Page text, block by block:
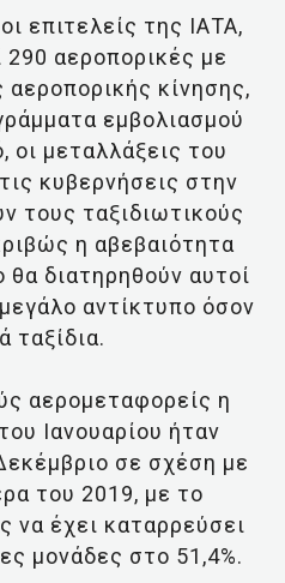
επιτελείς της ΙΑΤΑ,
αεροπορικές με
αεροπορικής κίνησης,
εμβολιασμού
οι μεταλλάξεις του
κυβερνήσεις στην
τους ταξιδιωτικούς
η αβεβαιότητα
διατηρηθούν αυτοί
αντίκτυπο όσον
ταξίδια.
αερομεταφορείς η
Ιανουαρίου ήταν
σε σχέση με
του 2019, με το
να έχει καταρρεύσει
μονάδες στο 51,4%.